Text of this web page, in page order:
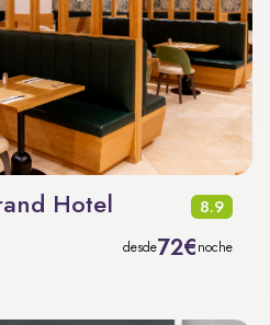
Hotel 8.9
desde72€noche